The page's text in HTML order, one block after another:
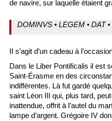
de navire, sur laquelle étaient
DOMINVS • LEGEM • DAT
II s’agit d’un cadeau à
Dans le Liber Pontificalis il est
Saint-Érasme en des
indifférentes. Là fut gardé
saint Léon III qui, plus tard,
inattendue, offrit à l’autel du
lampe d’argent. Grégoire IV